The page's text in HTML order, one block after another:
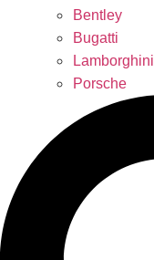
Bentley
Bugatti
Lamborghini
Porsche